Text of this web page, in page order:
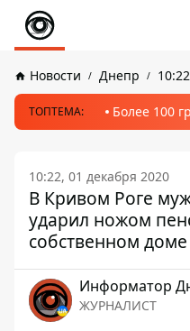
Новости Днепр
ТОПТЕМА: Более 100
10:22, 01 декабря 2020
В Кривом Роге
ударил ножом
собственном доме
Информатор
ЖУРНАЛИСТ